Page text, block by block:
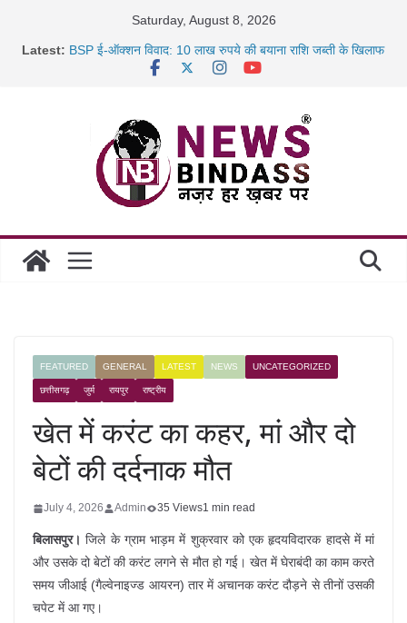
Saturday, August 8, 2026
Latest: BSP ई-ऑक्शन विवाद: 10 लाख रुपये की बयाना राशि जब्ती के खिलाफ
साइबर ठगी पर दुर्ग पुलिस का बड़ा एक्शन: 13 म्यूल बैंक खाताधारक
गिरफ्तार
FEATURED GENERAL LATEST NEWS UNCATEGORIZED
छत्तीसगढ़ जुर्म रायपुर राष्ट्रीय
खेत में करंट का कहर, मां और दो
बेटों की दर्दनाक मौत
July 4, 2026 Admin 35 Views1 min read
बिलासपुर। जिले के ग्राम भाड़म में शुक्रवार को एक हृदयविदारक हादसे में मां
और उसके दो बेटों की करंट लगने से मौत हो गई। खेत में घेराबंदी का काम करते
समय जीआई (गैल्वेनाइज्ड आयरन) तार में अचानक करंट दौड़ने से तीनों उसकी
चपेट में आ गए।